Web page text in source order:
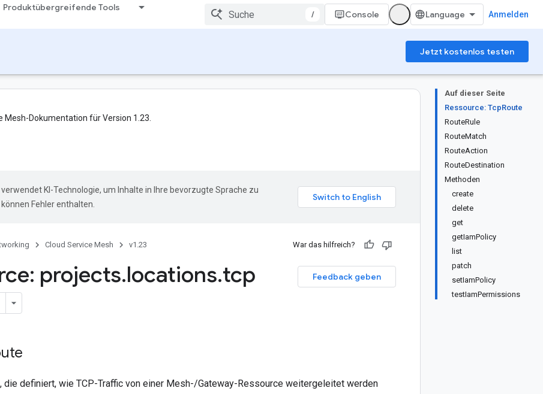
Produktübergreifende Tools
/ Console Anmelden
Jetzt kostenlos testen
Auf dieser Seite
Ressource: TcpRoute
RouteRule
RouteMatch
RouteAction
RouteDestination
Methoden
create
delete
get
getIamPolicy
list
patch
setIamPolicy
testIamPermissions
Mesh-Dokumentation für Version 1.23.
verwendet KI-Technologie, um Inhalte in Ihre bevorzugte Sprache zu
Fehler enthalten.
Cloud Service Mesh v1.23 War das hilfreich?
Feedback geben
projects.locations.tcp
die definiert, wie TCP-Traffic von einer Mesh-/Gateway-Ressource weitergeleitet werden